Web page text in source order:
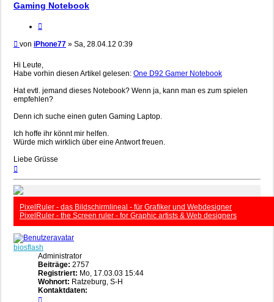
Gaming Notebook
Beitrag
von iPhone77 » Sa, 28.04.12 0:39
Hi Leute,
Habe vorhin diesen Artikel gelesen: One D92 Gamer Notebook
Hat evtl. jemand dieses Notebook? Wenn ja, kann man es zum spielen
empfehlen?
Denn ich suche einen guten Gaming Laptop.
Ich hoffe ihr könnt mir helfen.
Würde mich wirklich über eine Antwort freuen.
Liebe Grüsse
PixelRuler - das Bildschirmlineal - für Grafiker und Webdesigner
PixelRuler - the Screen ruler - for Graphic artists & Web designers
biosflash
Administrator
Beiträge: 2757
Registriert: Mo, 17.03.03 15:44
Wohnort: Ratzeburg, S-H
Kontaktdaten: